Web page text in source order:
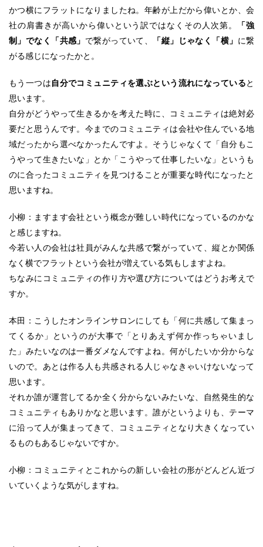
かつ横にフラットになりましたね。年齢が上だから偉いとか、会
社の肩書きが高いから偉いという訳ではなくその人次第。
「強
制」でなく「共感」 で繋がっていて、 「縦」じゃなく「横」 に繋
がる感じになったかと。
もう一つは自分でコミュニティを選ぶという流れになっていると
思います。
自分がどうやって生きるかを考えた時に、コミュニティは絶対必
要だと思うんです。今までのコミュニティは会社や住んでいる地
域だったから選べなかったんですよ。そうじゃなくて「自分もこ
うやって生きたいな」とか「こうやって仕事したいな」というも
のに合ったコミュニティを見つけることが重要な時代になったと
思いますね。
小柳：ますます会社という概念が難しい時代になっているのかな
と感じますね。
今若い人の会社は社員がみんな共感で繋がっていて、縦とか関係
なく横でフラットという会社が増えている気もしますよね。
ちなみにコミュニティの作り方や選び方についてはどうお考えで
すか。
本田：こうしたオンラインサロンにしても「何に共感して集まっ
てくるか」というのが大事で「とりあえず何か作っちゃいまし
た」みたいなのは一番ダメなんですよね。何がしたいか分からな
いので。あとは作る人も共感される人じゃなきゃいけないなって
思います。
それか誰が運営してるか全く分からないみたいな、自然発生的な
コミュニティもありかなと思います。誰がというよりも、テーマ
に沿って人が集まってきて、コミュニティとなり大きくなってい
るものもあるじゃないですか。
小柳：コミュニティとこれからの新しい会社の形がどんどん近づ
いていくような気がしますね。